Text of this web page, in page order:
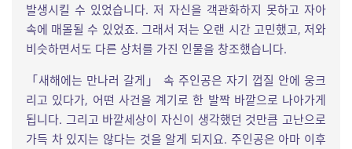
발생시킬 수 있었습니다. 저 자신을 객관화하지 못하고 자아
속에 매몰될 수 있었죠. 그래서 저는 오랜 시간 고민했고, 저와
비슷하면서도 다른 상처를 가진 인물을 창조했습니다.
「새해에는 만나러 갈게」 속 주인공은 자기 껍질 안에 웅크
리고 있다가, 어떤 사건을 계기로 한 발짝 바깥으로 나아가게
됩니다. 그리고 바깥세상이 자신이 생각했던 것만큼 고난으로
가득 차 있지는 않다는 것을 알게 되지요. 주인공은 아마 이후